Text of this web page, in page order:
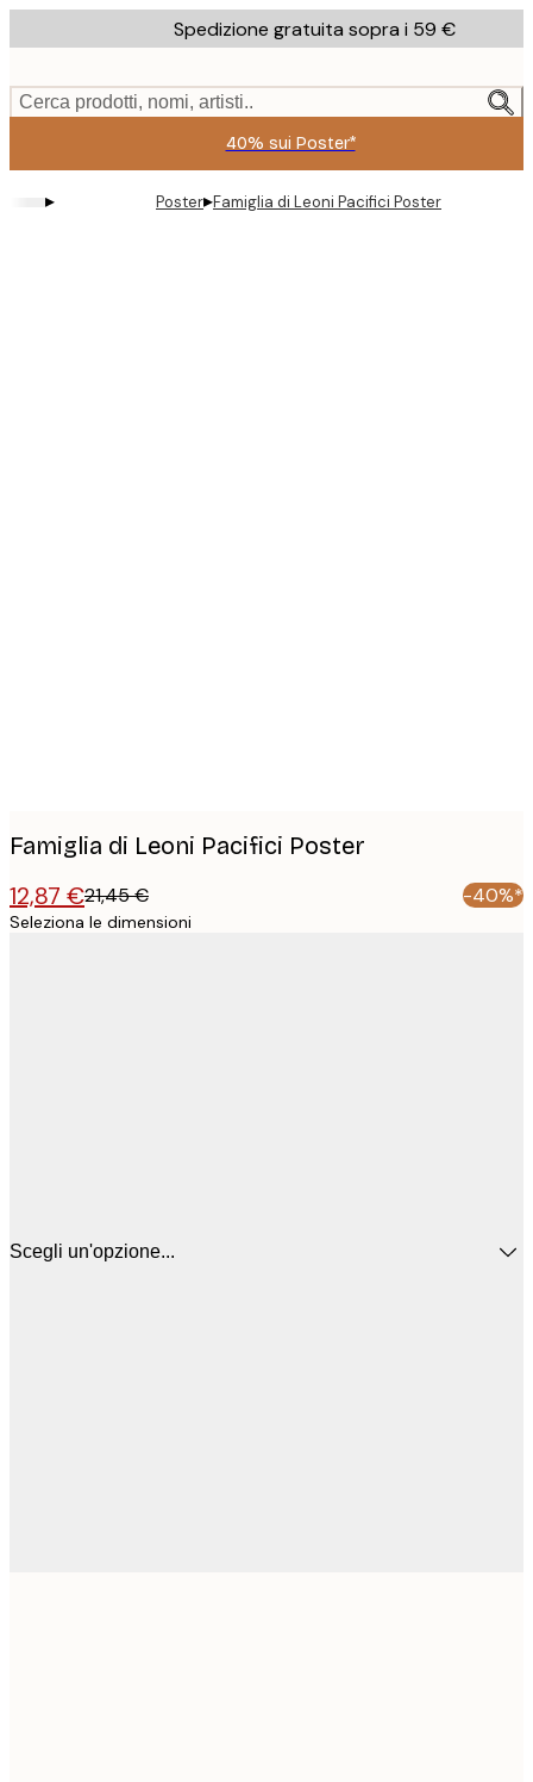
to
content.
Spedizione gratuita sopra i 59 €
Cerca prodotti, nomi, artisti..
40% sui Poster*
▸ Poster▸Famiglia di Leoni Pacifici Poster
Famiglia di Leoni Pacifici Poster
12,87 €21,45 € -40%*
Seleziona le dimensioni
Scegli un'opzione...